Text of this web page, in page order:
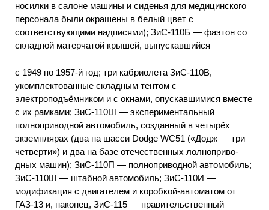
носилки в салоне машины и сиденья для медицинского
персонала были окрашены в белый цвет с
соответствующими надписями); ЗиС-110Б — фаэтон со
складной матерчатой крышей, выпускавшийся
с 1949 по 1957-й год; три кабриолета ЗиС-110В,
укомплектованные складным тентом с
электроподъёмником и с окнами, опускавшимися вместе
с их рамками; ЗиС-110Ш — экспериментальный
полноприводной автомобиль, созданный в четырёх
экземплярах (два на шасси Dodge WC51 («Додж — три
четверти») и два на базе отечественных лолноприво-
дных машин); ЗиС-110П — полноприводной автомобиль;
ЗиС-110Ш — штабной автомобиль; ЗиС-110И —
модификация с двигателем и коробкой-автоматом от
ГАЗ-13 и, наконец, ЗиС-115 — правительственный